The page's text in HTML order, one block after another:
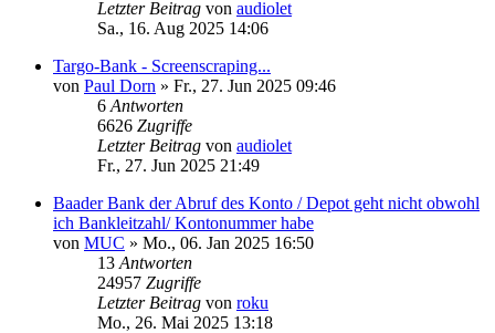
Letzter Beitrag von audiolet
Sa., 16. Aug 2025 14:06
Targo-Bank - Screenscraping...
von Paul Dorn » Fr., 27. Jun 2025 09:46
6 Antworten
6626 Zugriffe
Letzter Beitrag von audiolet
Fr., 27. Jun 2025 21:49
Baader Bank der Abruf des Konto / Depot geht nicht obwohl
ich Bankleitzahl/ Kontonummer habe
von MUC » Mo., 06. Jan 2025 16:50
13 Antworten
24957 Zugriffe
Letzter Beitrag von roku
Mo., 26. Mai 2025 13:18